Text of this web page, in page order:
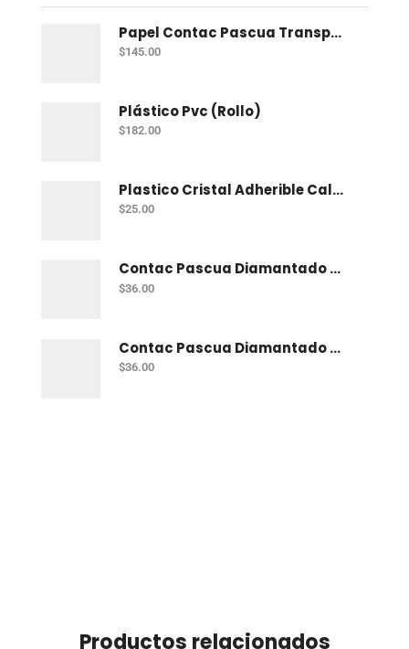
Papel Contac Pascua Transparente 45 Cm X 20 Mt
$145.00
Plástico Pvc (Rollo)
$182.00
Plastico Cristal Adherible Cal. 4 Mt
$25.00
Contac Pascua Diamantado 2 Mt Fiusha
$36.00
Contac Pascua Diamantado 2 Mt Dorado
$36.00
Productos relacionados